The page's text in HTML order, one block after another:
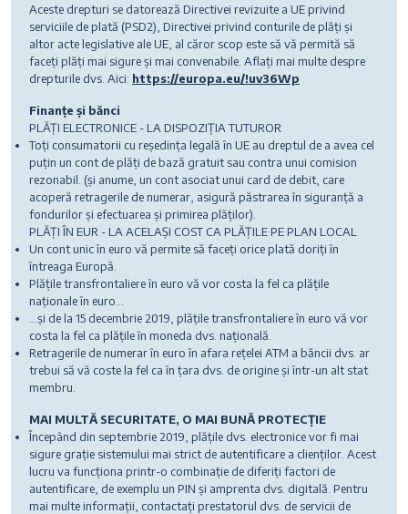
Aceste drepturi se datorează Directivei revizuite a UE privind
serviciile de plată (PSD2), Directivei privind conturile de plăți și
altor acte legislative ale UE, al căror scop este să vă permită să
faceți plăți mai sigure și mai convenabile. Aflați mai multe despre
drepturile dvs. Aici: https://europa.eu/!uv36Wp
Finanțe și bănci
PLĂȚI ELECTRONICE - LA DISPOZIȚIA TUTUROR
Toți consumatorii cu reședința legală în UE au dreptul de a avea cel
puțin un cont de plăți de bază gratuit sau contra unui comision
rezonabil. (și anume, un cont asociat unui card de debit, care
acoperă retragerile de numerar, asigură păstrarea în siguranță a
fondurilor și efectuarea și primirea plăților).
PLĂȚI ÎN EUR - LA ACELAȘI COST CA PLĂȚILE PE PLAN LOCAL
Un cont unic în euro vă permite să faceți orice plată doriți în
întreaga Europă.
Plățile transfrontaliere în euro vă vor costa la fel ca plățile
naționale în euro...
...și de la 15 decembrie 2019, plățile transfrontaliere în euro vă vor
costa la fel ca plățile în moneda dvs. națională.
Retragerile de numerar în euro în afara rețelei ATM a băncii dvs. ar
trebui să vă coste la fel ca în țara dvs. de origine și într-un alt stat
membru.
MAI MULTĂ SECURITATE, O MAI BUNĂ PROTECȚIE
Începând din septembrie 2019, plățile dvs. electronice vor fi mai
sigure grație sistemului mai strict de autentificare a clienților. Acest
lucru va funcționa printr-o combinație de diferiți factori de
autentificare, de exemplu un PIN și amprenta dvs. digitală. Pentru
mai multe informații, contactați prestatorul dvs. de servicii de